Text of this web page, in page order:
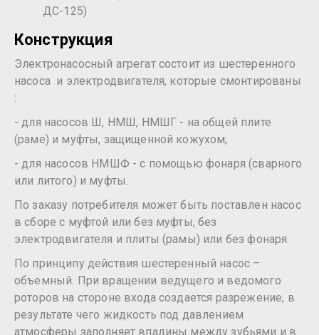
ДС-125)
Конструкция
Электронасосный агрегат состоит из шестеренного
насоса и электродвигателя, которые смонтированы
:
- для насосов Ш, НМШ, НМШГ - на общей плите
(раме) и муфты, защищенной кожухом;
- для насосов НМШФ - с помощью фонаря (сварного
или литого) и муфты.
По заказу потребителя может быть поставлен насос
в сборе с муфтой или без муфты, без
электродвигателя и плиты (рамы) или без фонаря.
По принципу действия шестеренный насос –
объемный. При вращении ведущего и ведомого
роторов на стороне входа создается разрежение, в
результате чего жидкость под давлением
атмосферы заполняет впадины между зубьями и в